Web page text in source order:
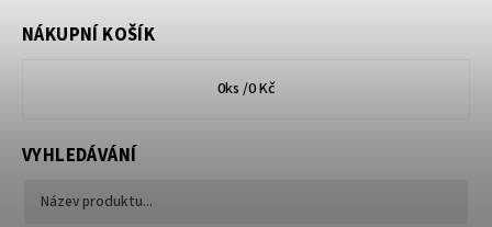
NÁKUPNÍ KOŠÍK
0ks /0 Kč
VYHLEDÁVÁNÍ